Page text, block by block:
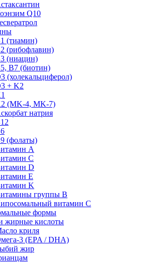
Q10
(тиамин)
(рибофлавин)
(ниацин)
B7 (биотин)
(холекальциферол)
+ K2
(MK-4, MK-7)
натрия
(фолаты)
A
C
D
E
K
группы B
витамин C
формы
жирные кислоты
криля
3 (EPA / DHA)
жир